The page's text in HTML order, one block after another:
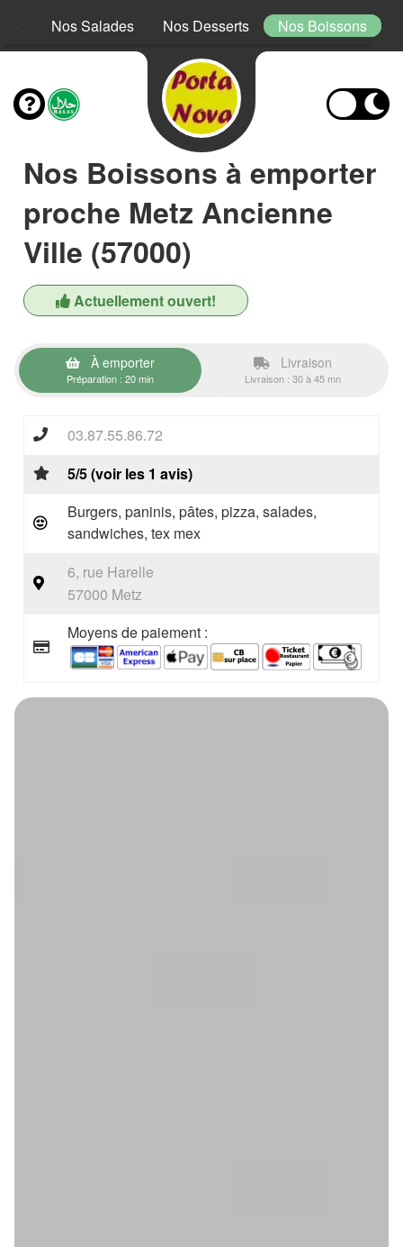
Nos Salades Nos Desserts Nos Boissons
Nos Boissons à emporter
proche Metz Ancienne
Ville (57000)
Actuellement ouvert!
À emporter
Préparation : 20 min
Livraison
Livraison : 30 à 45 mn
03.87.55.86.72
5/5 (voir les 1 avis)
Burgers, paninis, pâtes, pizza, salades,
sandwiches, tex mex
6, rue Harelle
57000 Metz
Moyens de paiement :